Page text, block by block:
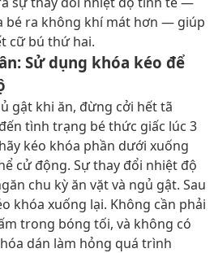
bé ra không khí mát hơn — giúp
cữ bú thứ hai.
Sử dụng khóa kéo để
gật khi ăn, đừng cởi hết tã
tình trạng bé thức giấc lúc 3
kéo khóa phần dưới xuống
cử động. Sự thay đổi nhiệt độ
chu kỳ ăn vặt và ngủ gật. Sau
khóa xuống lại. Không cần phải
trong bóng tối, và không có
dán làm hỏng quá trình